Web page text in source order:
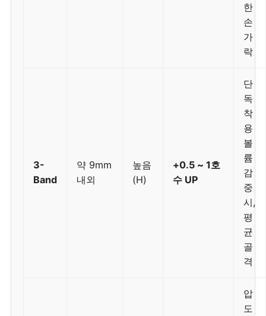
한
손
가
락
3-
Band
약 9mm
내외
높음
(H)
+0.5 ~ 1호
수 UP
단
독
착
용
볼
륨
감
중
시,
평
균
골
격
압
도